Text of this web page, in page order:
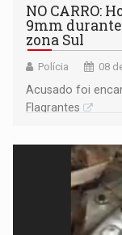
NO CARRO:
9mm
zona Sul
Polícia 08
Acusado foi
Flagrantes